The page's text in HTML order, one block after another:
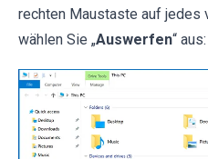
rechten Maustaste auf jedes
wählen Sie „Auswerfen“ aus: